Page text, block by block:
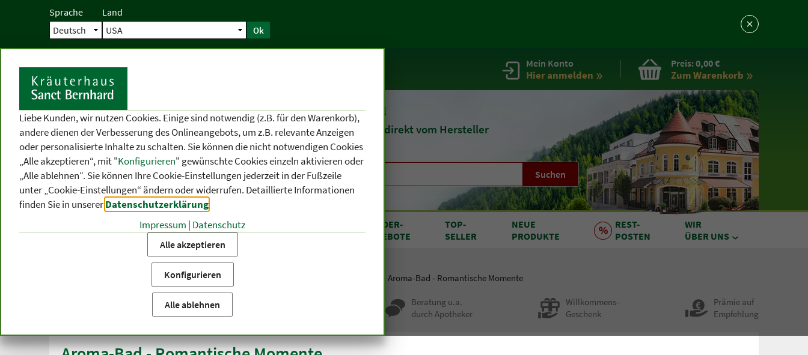
Sprache Land
Ok
Startseite Mein Konto
Hier anmelden
Preis:0,00 €
Zum Warenkorb
Seit 1903Naturheilmittel
undKosmetik direkt vom Hersteller
Suchen
KATEGORIEN
THEMEN-
BEREICHE
VON A BIS Z
SONDER-
ANGEBOTE
TOP-
SELLER
NEUE
PRODUKTE
REST-
POSTEN
WIR
ÜBER UNS
Startseite Produktkategorien
Aroma-Bad - Romantische Momente
Beratung u.a.
durch Apotheker
Willkommens-
Geschenk
Prämie auf
Empfehlung
Liebe Kunden, wir nutzen Cookies. Einige sind notwendig (z.B. für den Warenkorb),
andere dienen der Verbesserung des Onlineangebots, um z.B. relevante Anzeigen
oder personalisierte Inhalte zu schalten. Sie können die nicht notwendigen Cookies
„Alle akzeptieren“, mit "Konfigurieren" gewünschte Cookies einzeln aktivieren oder
„Alle ablehnen“. Sie können Ihre Cookie-Einstellungen jederzeit in der Fußzeile
unter „Cookie-Einstellungen“ ändern oder widerrufen. Detaillierte Informationen
finden Sie in unsererDatenschutzerklärung
Impressum | Datenschutz
Alle akzeptieren
Konfigurieren
Alle ablehnen